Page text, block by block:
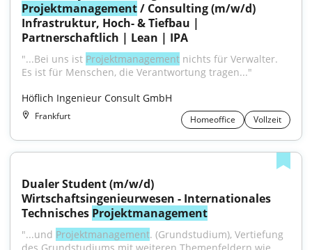
Projektmanagement / Consulting (m/w/d)
Infrastruktur, Hoch- & Tiefbau |
Partnerschaftlich | Lean | IPA
"...Bei uns ist Projektmanagement nichts für Verwalter.
Es ist für Menschen, die Verantwortung tragen..."
Höflich Ingenieur Consult GmbH
Frankfurt Homeoffice Vollzeit
Dualer Student (m/w/d)
Wirtschaftsingenieurwesen - Internationales
Technisches Projektmanagement
"...und Projektmanagement. (Grundstudium), Vertiefung